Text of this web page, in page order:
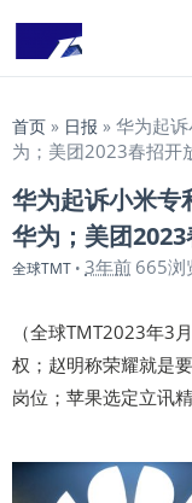
首页 » 日报 » 华为起
为；美团2023春招开
华为起诉小米专
华为；美团
全球TMT • 3年前 665浏
（全球TMT2023年3
权；赵明称荣耀就是
岗位；苹果选定立讯